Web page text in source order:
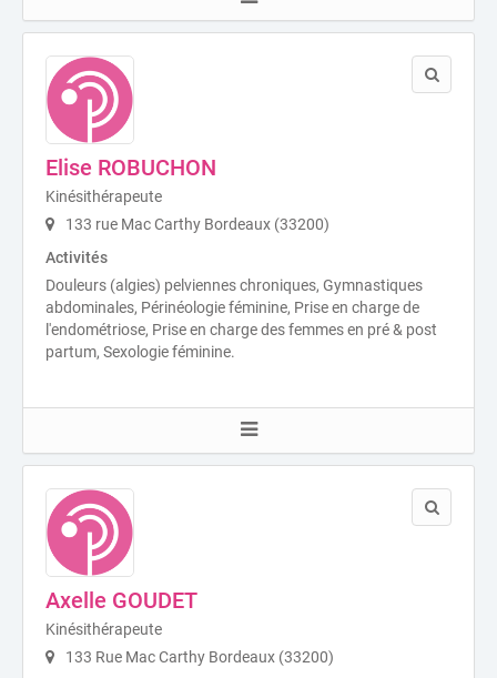
Elise ROBUCHON
Kinésithérapeute
133 rue Mac Carthy Bordeaux (33200)
Activités
Douleurs (algies) pelviennes chroniques, Gymnastiques
abdominales, Périnéologie féminine, Prise en charge de
l'endométriose, Prise en charge des femmes en pré & post
partum, Sexologie féminine.
Axelle GOUDET
Kinésithérapeute
133 Rue Mac Carthy Bordeaux (33200)